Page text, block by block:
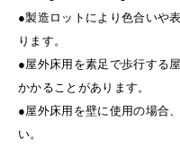
●製造ロットにより色合いや
ります。
●屋外床用を素足で歩行する
かかることがあります。
●屋外床用を壁に使用の場合
い。